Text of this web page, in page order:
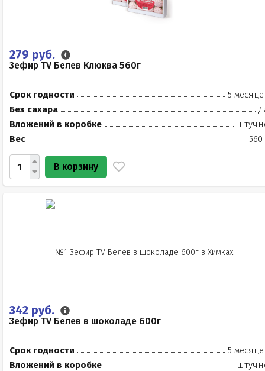
279 руб.
Зефир TV Белев Клюква 560г
Срок годности
5
Без сахара
Вложений в коробке
Вес
560
В корзину
342 руб.
Зефир TV Белев в шоколаде 600г
Срок годности
5
Вложений в коробке